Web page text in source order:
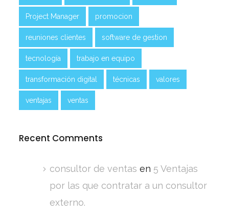
Project Manager promocion
reuniones clientes software de gestion
tecnología trabajo en equipo
transformación digital técnicas valores
ventajas ventas
Recent Comments
consultor de ventas en 5 Ventajas
por las que contratar a un consultor
externo.